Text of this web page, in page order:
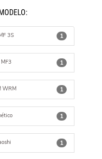
1
3S
1
1
WRM
1
1